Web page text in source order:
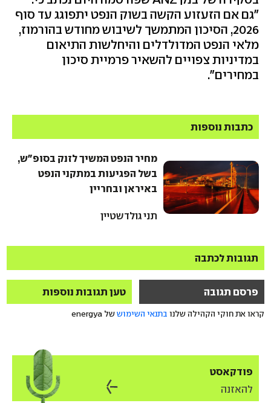
"גם אם הזעזוע הקשה בשוק הנפט יתפוגג עד סוף
2026, הסיכון המתמשך לשיבוש מחודש בהורמוז,
מלאי הנפט המדולדלים והיחלשות התיאום
במדיניות צפויים להשאיר פרמיית סיכון
במחירים".
כתבות נוספות
מחיר הנפט המשיך לזנק בסופ"ש,
בשל הפגיעות במתקני הנפט
באיראן ובחריין
תני גולדשטיין
תגובות לכתבה
פרסם תגובה טען תגובות נוספות
קראו את חוקי הקהילה שלנו בתנאי השימוששל energya
פודקאסט
להאזנה